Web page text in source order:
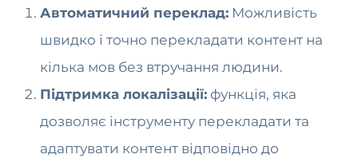
Автоматичний переклад: Можливість
швидко і точно перекладати контент на
кілька мов без втручання людини.
Підтримка локалізації: функція, яка
дозволяє інструменту перекладати та
адаптувати контент відповідно до